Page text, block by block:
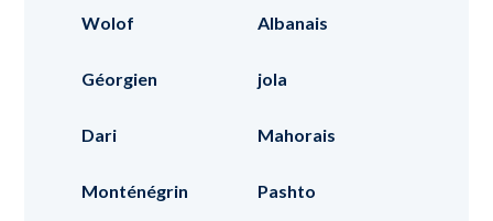
Wolof Albanais
Géorgien jola
Dari Mahorais
Monténégrin Pashto